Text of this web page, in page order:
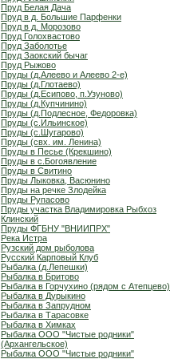
Пруд Белая Дача
Пруд в д. Большие Парфенки
Пруд в д. Морозово
Пруд Голохвастово
Пруд Заболотье
Пруд Заокский бычаг
Пруд Рыжово
Пруды (д.Алеево и Алеево 2-е)
Пруды (д.Глотаево)
Пруды (д.Есипово, п.Узуново)
Пруды (д.Купчинино)
Пруды (д.Подлесное, Федоровка)
Пруды (с.Ильинское)
Пруды (с.Шугарово)
Пруды (свх. им. Ленина)
Пруды в Песье (Крекшино)
Пруды в с.Богоявление
Пруды в Свитино
Пруды Лыковка, Васюнино
Пруды на речке Злодейка
Пруды Рупасово
Пруды участка Владимировка Рыбхоз
Клинский
Пруды ФГБНУ "ВНИИПРХ"
Река Истра
Рузский дом рыболова
Русский Карповый Клуб
Рыбалка (д.Лепешки)
Рыбалка в Бритово
Рыбалка в Горчухино (рядом с Атепцево)
Рыбалка в Дурыкино
Рыбалка в Запрудном
Рыбалка в Тарасовке
Рыбалка в Химках
Рыбалка ООО "Чистые родники"
(Архангельское)
Рыбалка ООО "Чистые родники"